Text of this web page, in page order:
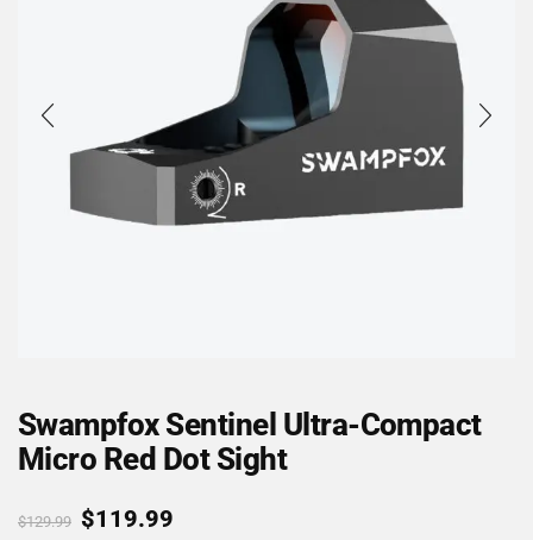
Swampfox Sentinel Ultra-Compact
Micro Red Dot Sight
$129.99 $119.99